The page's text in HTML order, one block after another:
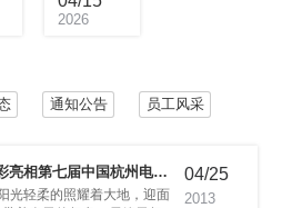
范化发展
2026
通知公告 员工风采
04/25
2013